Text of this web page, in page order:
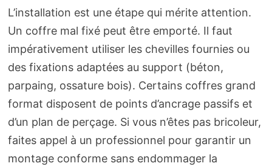
L’installation est une étape qui mérite attention.
Un coffre mal fixé peut être emporté. Il faut
impérativement utiliser les chevilles fournies ou
des fixations adaptées au support (béton,
parpaing, ossature bois). Certains coffres grand
format disposent de points d’ancrage passifs et
d’un plan de perçage. Si vous n’êtes pas bricoleur,
faites appel à un professionnel pour garantir un
montage conforme sans endommager la